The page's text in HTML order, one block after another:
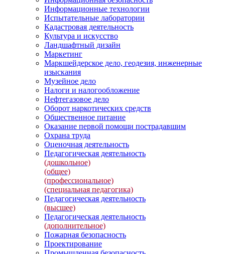
Информационные технологии
Испытательные лаборатории
Кадастровая деятельность
Культура и искусство
Ландшафтный дизайн
Маркетинг
Маркшейдерское дело, геодезия, инженерные
изыскания
Музейное дело
Налоги и налогообложение
Нефтегазовое дело
Оборот наркотических средств
Общественное питание
Оказание первой помощи пострадавшим
Охрана труда
Оценочная деятельность
Педагогическая деятельность
(дошкольное)
(общее)
(профессиональное)
(специальная педагогика)
Педагогическая деятельность
(высшее)
Педагогическая деятельность
(дополнительное)
Пожарная безопасность
Проектирование